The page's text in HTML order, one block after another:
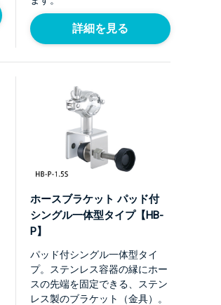
詳細を見る
ホースブラケット パッド付
シングル一体型タイプ【HB-
P】
パッド付シングル一体型タイ
プ。ステンレス容器の縁にホー
スの先端を固定できる、ステン
レス製のブラケット（金具）。